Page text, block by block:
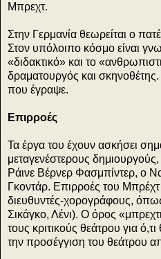
Μπρεχτ.
Στην Γερμανία θεωρείται ο
Στον υπόλοιπο κόσμο είναι
«διδακτικό» και το
δραματουργός και σκηνοθέτης.
που έγραψε.
Επιρροές
Τα έργα του έχουν ασκήσει
μεταγενέστερους
Ράινε Βέρνερ Φασμπίντερ, ο
Γκοντάρ. Επιρροές του Μπρέχτ
διευθυντές-χορογράφους,
Σικάγκο, Λένι). Ο όρος
τους κριτικούς θεάτρου για ό,τι
την προσέγγιση του θεάτρου